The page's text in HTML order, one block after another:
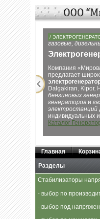
/
—
дачи,
и
Главная
Разделы
Стабилизаторы
- выбор по
- выбор под